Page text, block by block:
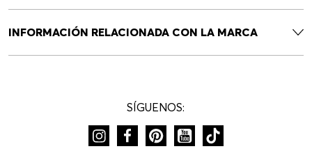
INFORMACIÓN RELACIONADA CON LA MARCA
SÍGUENOS: